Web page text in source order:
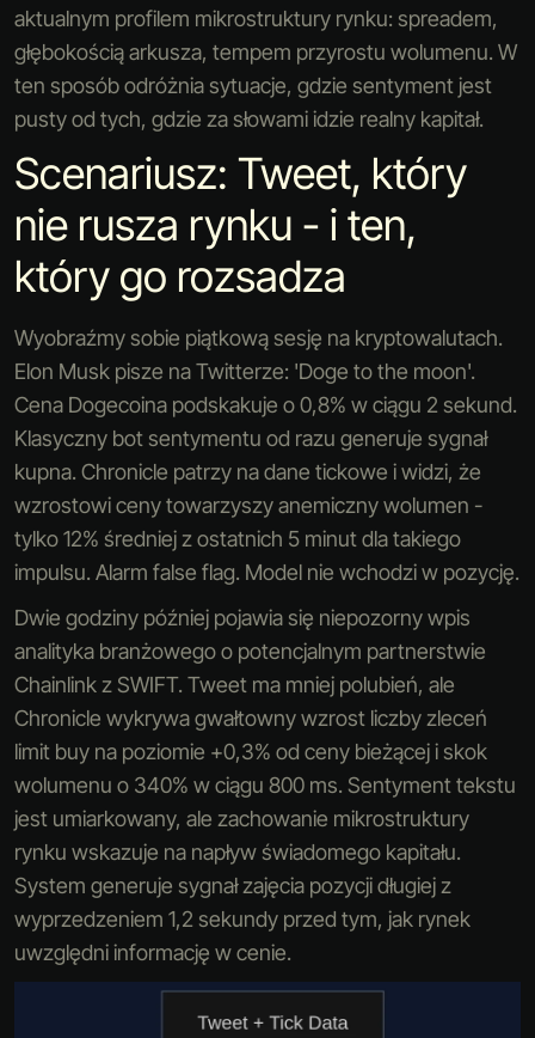
aktualnym profilem mikrostruktury rynku: spreadem,
głębokością arkusza, tempem przyrostu wolumenu. W
ten sposób odróżnia sytuacje, gdzie sentyment jest
pusty od tych, gdzie za słowami idzie realny kapitał.
Scenariusz: Tweet, który
nie rusza rynku - i ten,
który go rozsadza
Wyobraźmy sobie piątkową sesję na kryptowalutach.
Elon Musk pisze na Twitterze: 'Doge to the moon'.
Cena Dogecoina podskakuje o 0,8% w ciągu 2 sekund.
Klasyczny bot sentymentu od razu generuje sygnał
kupna. Chronicle patrzy na dane tickowe i widzi, że
wzrostowi ceny towarzyszy anemiczny wolumen -
tylko 12% średniej z ostatnich 5 minut dla takiego
impulsu. Alarm false flag. Model nie wchodzi w pozycję.
Dwie godziny później pojawia się niepozorny wpis
analityka branżowego o potencjalnym partnerstwie
Chainlink z SWIFT. Tweet ma mniej polubień, ale
Chronicle wykrywa gwałtowny wzrost liczby zleceń
limit buy na poziomie +0,3% od ceny bieżącej i skok
wolumenu o 340% w ciągu 800 ms. Sentyment tekstu
jest umiarkowany, ale zachowanie mikrostruktury
rynku wskazuje na napływ świadomego kapitału.
System generuje sygnał zajęcia pozycji długiej z
wyprzedzeniem 1,2 sekundy przed tym, jak rynek
uwzględni informację w cenie.